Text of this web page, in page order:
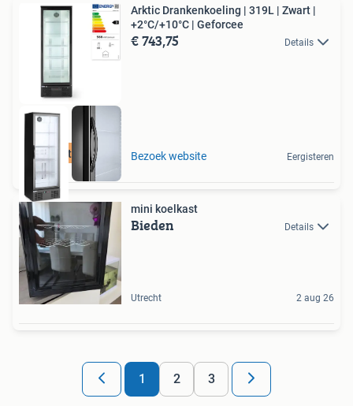
Laagste Prijs
Arktic Drankenkoeling | 319L | Zwart |
+2°C/+10°C | Geforcee
€ 743,75 Details
Bezoek website Eergisteren
mini koelkast
Bieden Details
Utrecht 2 aug 26
1 2 3